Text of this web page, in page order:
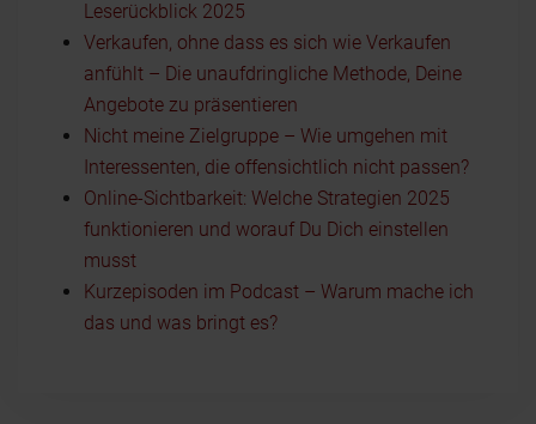
Leserückblick 2025
Verkaufen, ohne dass es sich wie Verkaufen
anfühlt – Die unaufdringliche Methode, Deine
Angebote zu präsentieren
Nicht meine Zielgruppe – Wie umgehen mit
Interessenten, die offensichtlich nicht passen?
Online-Sichtbarkeit: Welche Strategien 2025
funktionieren und worauf Du Dich einstellen
musst
Kurzepisoden im Podcast – Warum mache ich
das und was bringt es?